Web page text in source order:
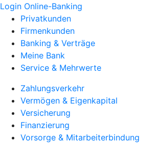
Login Online-Banking
Privatkunden
Firmenkunden
Banking & Verträge
Meine Bank
Service & Mehrwerte
Zahlungsverkehr
Vermögen & Eigenkapital
Versicherung
Finanzierung
Vorsorge & Mitarbeiterbindung